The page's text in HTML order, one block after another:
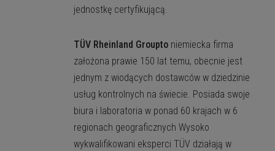
jednostkę certyfikującą.
TÜV Rheinland Groupto niemiecka firma
założona prawie 150 lat temu, obecnie jest
jednym z wiodących dostawców w dziedzinie
usług kontrolnych na świecie. Posiada swoje
biura i laboratoria w ponad 60 krajach w 6
regionach geograficznych Wysoko
wykwalifikowani eksperci TÜV działają w